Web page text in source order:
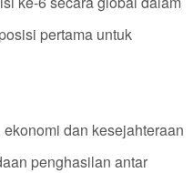
pertama untuk
dan kesejahteraan
penghasilan antar